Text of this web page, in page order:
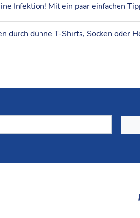
durch dünne T-Shirts, Socken oder